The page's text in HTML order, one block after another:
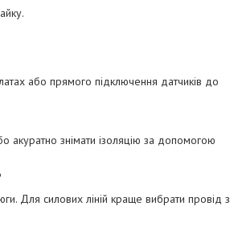
або прямого підключення датчиків до
акуратно знімати ізоляцію за допомогою
Для силових ліній краще вибрати провід з